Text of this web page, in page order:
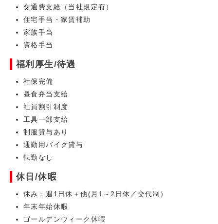
交通費支給（当社規定有）
住宅手当・家賃補助
家族手当
資格手当
福利厚生/待遇
社保完備
昼食弁当支給
社員割引制度
工具一部支給
制服貸与あり
通勤用バイク貸与
転勤なし
休日/休暇
休み：週1日休＋他(月1～2日休／交代制）
年末年始休暇
ゴールデンウィーク休暇